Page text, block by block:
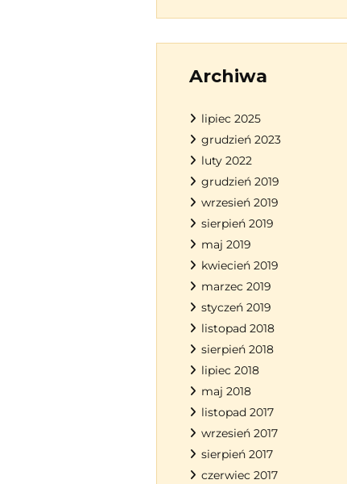
Archiwa
lipiec 2025
grudzień 2023
luty 2022
grudzień 2019
wrzesień 2019
sierpień 2019
maj 2019
kwiecień 2019
marzec 2019
styczeń 2019
listopad 2018
sierpień 2018
lipiec 2018
maj 2018
listopad 2017
wrzesień 2017
sierpień 2017
czerwiec 2017